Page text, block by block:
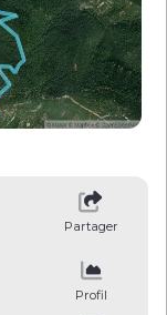
Partager
Profil